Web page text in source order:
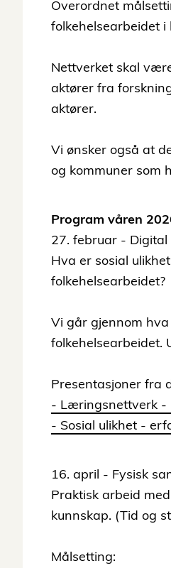
Overordnet
folkehelsearbeidet i
Nettverket skal
aktører fra
aktører.
Vi ønsker også at
og kommuner som
Program våren
27. februar - Digital
Hva er sosial
folkehelsearbeidet?
Vi går gjennom
folkehelsearbeidet.
Presentasjoner fra
- Læringsnettverk -
- Sosial ulikhet -
16. april - Fysisk
Praktisk arbeid
kunnskap. (Tid og
Målsetting: